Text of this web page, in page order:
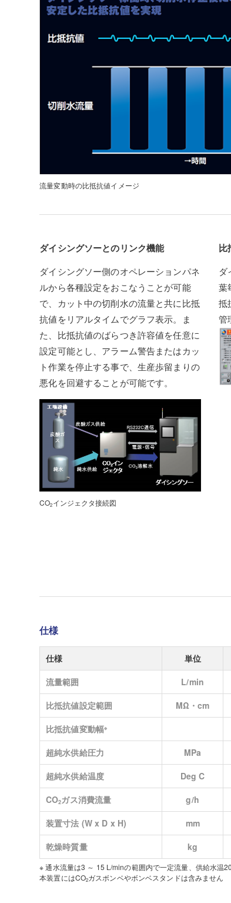
流量変動時の比抵抗値イメージ
ダイシングソーとのリンク機能
ダイシングソー側のオペレーションパネ
ルから各種設定をおこなうことが可能
で、カット中の切削水の流量と共に比抵
抗値をリアルタイムでグラフ表示。ま
た、比抵抗値のばらつき許容値を任意に
設定可能とし、アラーム警告またはカッ
ト作業を停止する事で、生産歩留まりの
悪化を回避することが可能です。
CO2インジェクタ接続図
比
ダ
葉
抵
管
仕様
仕様 単位
流量範囲
L/min
比抵抗値設定範囲
MΩ・cm
比抵抗値変動幅※
超純水供給圧力
MPa
超純水供給温度
Deg C
CO2ガス消費流量 g/h
装置寸法 (W x D x H)
mm
乾燥時質量
kg
※ 通水流量は3 ～ 15 L/minの範囲内で一定流量、供給水温
本装置にはCO2ガスボンベやボンベスタンドは含みません